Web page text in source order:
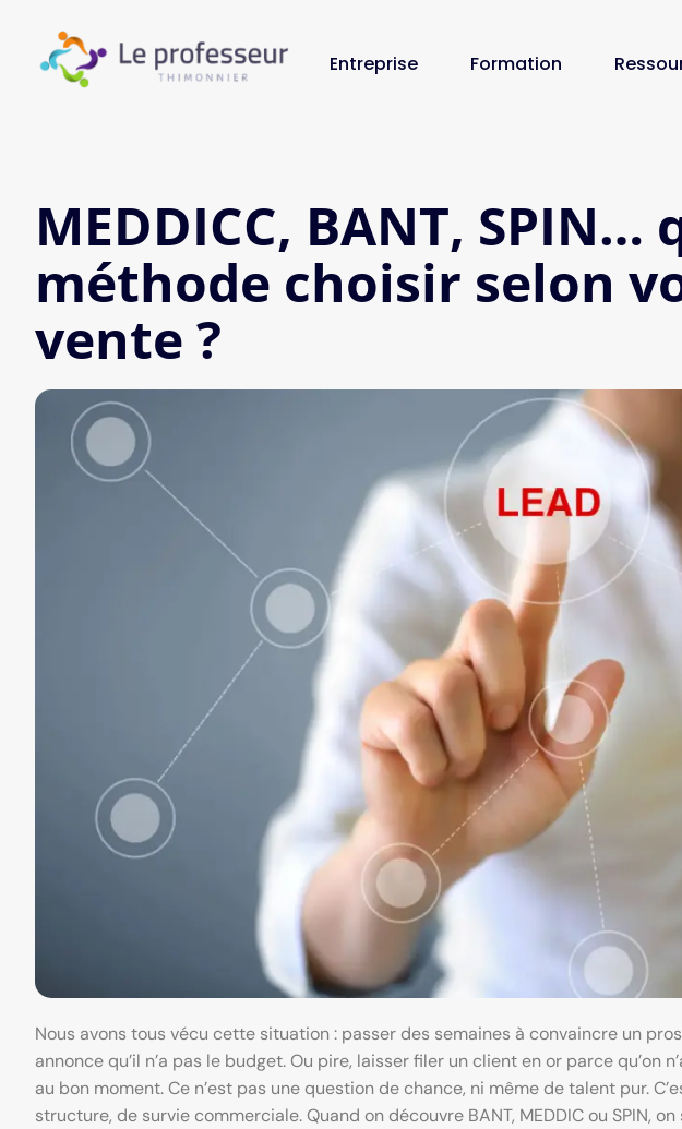
Entreprise Formation
MEDDICC, BANT, SPIN…
méthode choisir selon
vente ?
Nous avons tous vécu cette situation : passer des semaines à convaincre un
annonce qu’il n’a pas le budget. Ou pire, laisser filer un client en or parce qu’on
au bon moment. Ce n’est pas une question de chance, ni même de talent pur.
structure, de survie commerciale. Quand on découvre BANT, MEDDIC ou SPIN,